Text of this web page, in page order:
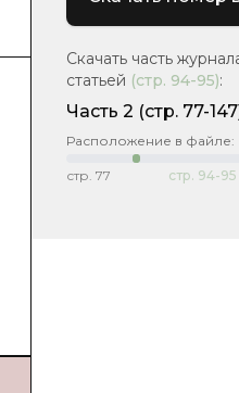
Скачать часть
статьей (стр. 94-95):
Часть 2 (стр. 77-
Расположение в файле:
стр. 77 стр. 94-95